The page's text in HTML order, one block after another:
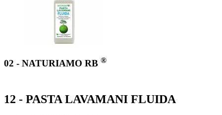
02 - NATURIAMO RB ®
12 - PASTA LAVAMANI FLUIDA